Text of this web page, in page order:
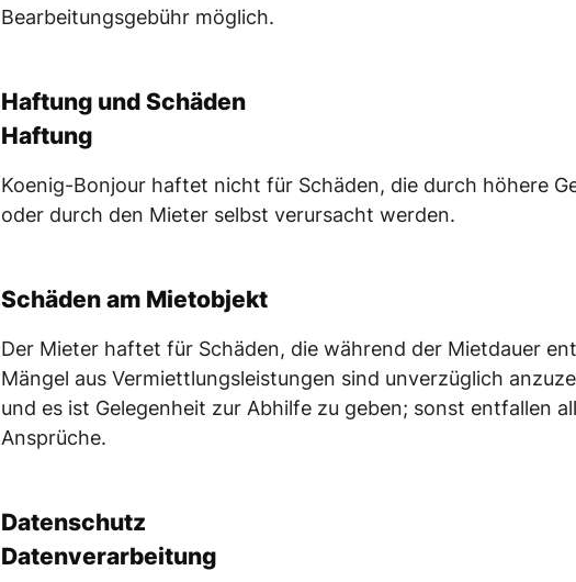
Bearbeitungsgebühr möglich.
Haftung und Schäden
Haftung
Koenig-Bonjour haftet nicht für Schäden, die durch höhere
oder durch den Mieter selbst verursacht werden.
Schäden am Mietobjekt
Der Mieter haftet für Schäden, die während der Mietdauer
Mängel aus Vermiettlungsleistungen sind unverzüglich
und es ist Gelegenheit zur Abhilfe zu geben; sonst entfallen
Ansprüche.
Datenschutz
Datenverarbeitung